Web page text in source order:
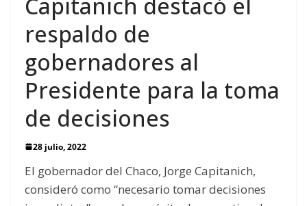
respaldo de
gobernadores al
Presidente para la toma
de decisiones
28 julio, 2022
El gobernador del Chaco, Jorge Capitanich,
consideró como “necesario tomar decisiones